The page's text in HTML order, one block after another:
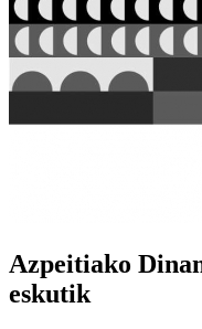
Azpeitiako
eskutik